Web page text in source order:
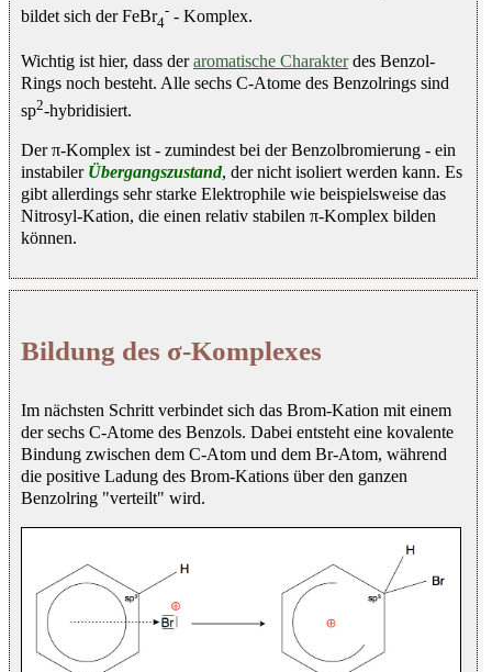
bildet sich der FeBr4
- - Komplex.
Wichtig ist hier, dass deraromatische Charakterdes Benzol-
Rings noch besteht. Alle sechs C-Atome des Benzolrings sind
sp2-hybridisiert.
Der π-Komplex ist - zumindest bei der Benzolbromierung - ein
instabiler Übergangszustand, der nicht isoliert werden kann. Es
gibt allerdings sehr starke Elektrophile wie beispielsweise das
Nitrosyl-Kation, die einen relativ stabilen π-Komplex bilden
können.
Bildung des σ-Komplexes
Im nächsten Schritt verbindet sich das Brom-Kation mit einem
der sechs C-Atome des Benzols. Dabei entsteht eine kovalente
Bindung zwischen dem C-Atom und dem Br-Atom, während
die positive Ladung des Brom-Kations über den ganzen
Benzolring "verteilt" wird.